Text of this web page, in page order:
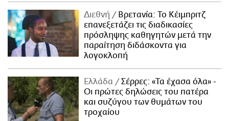
Διεθνή
Βρετανία: Το Κέιμπριτζ
επανεξετάζει τις διαδικασίες
πρόσληψης καθηγητών μετά την
παραίτηση διδάσκοντα για
λογοκλοπή
Ελλάδα
Σέρρες: «Τα έχασα όλα» -
Οι πρώτες δηλώσεις του πατέρα
και συζύγου των θυμάτων του
τροχαίου